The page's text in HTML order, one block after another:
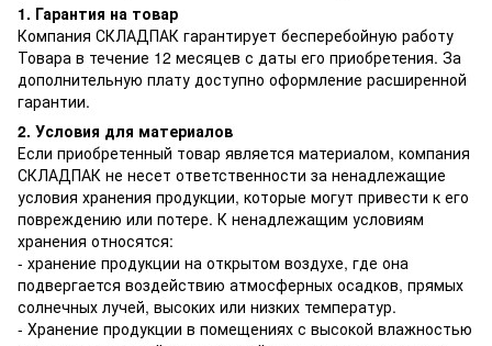
1. Гарантия на товар
Компания СКЛАДПАК гарантирует бесперебойную работу
Товара в течение 12 месяцев с даты его приобретения. За
дополнительную плату доступно оформление расширенной
гарантии.
2. Условия для материалов
Если приобретенный товар является материалом, компания
СКЛАДПАК не несет ответственности за ненадлежащие
условия хранения продукции, которые могут привести к его
повреждению или потере. К ненадлежащим условиям
хранения относятся:
- хранение продукции на открытом воздухе, где она
подвергается воздействию атмосферных осадков, прямых
солнечных лучей, высоких или низких температур.
- Хранение продукции в помещениях с высокой влажностью